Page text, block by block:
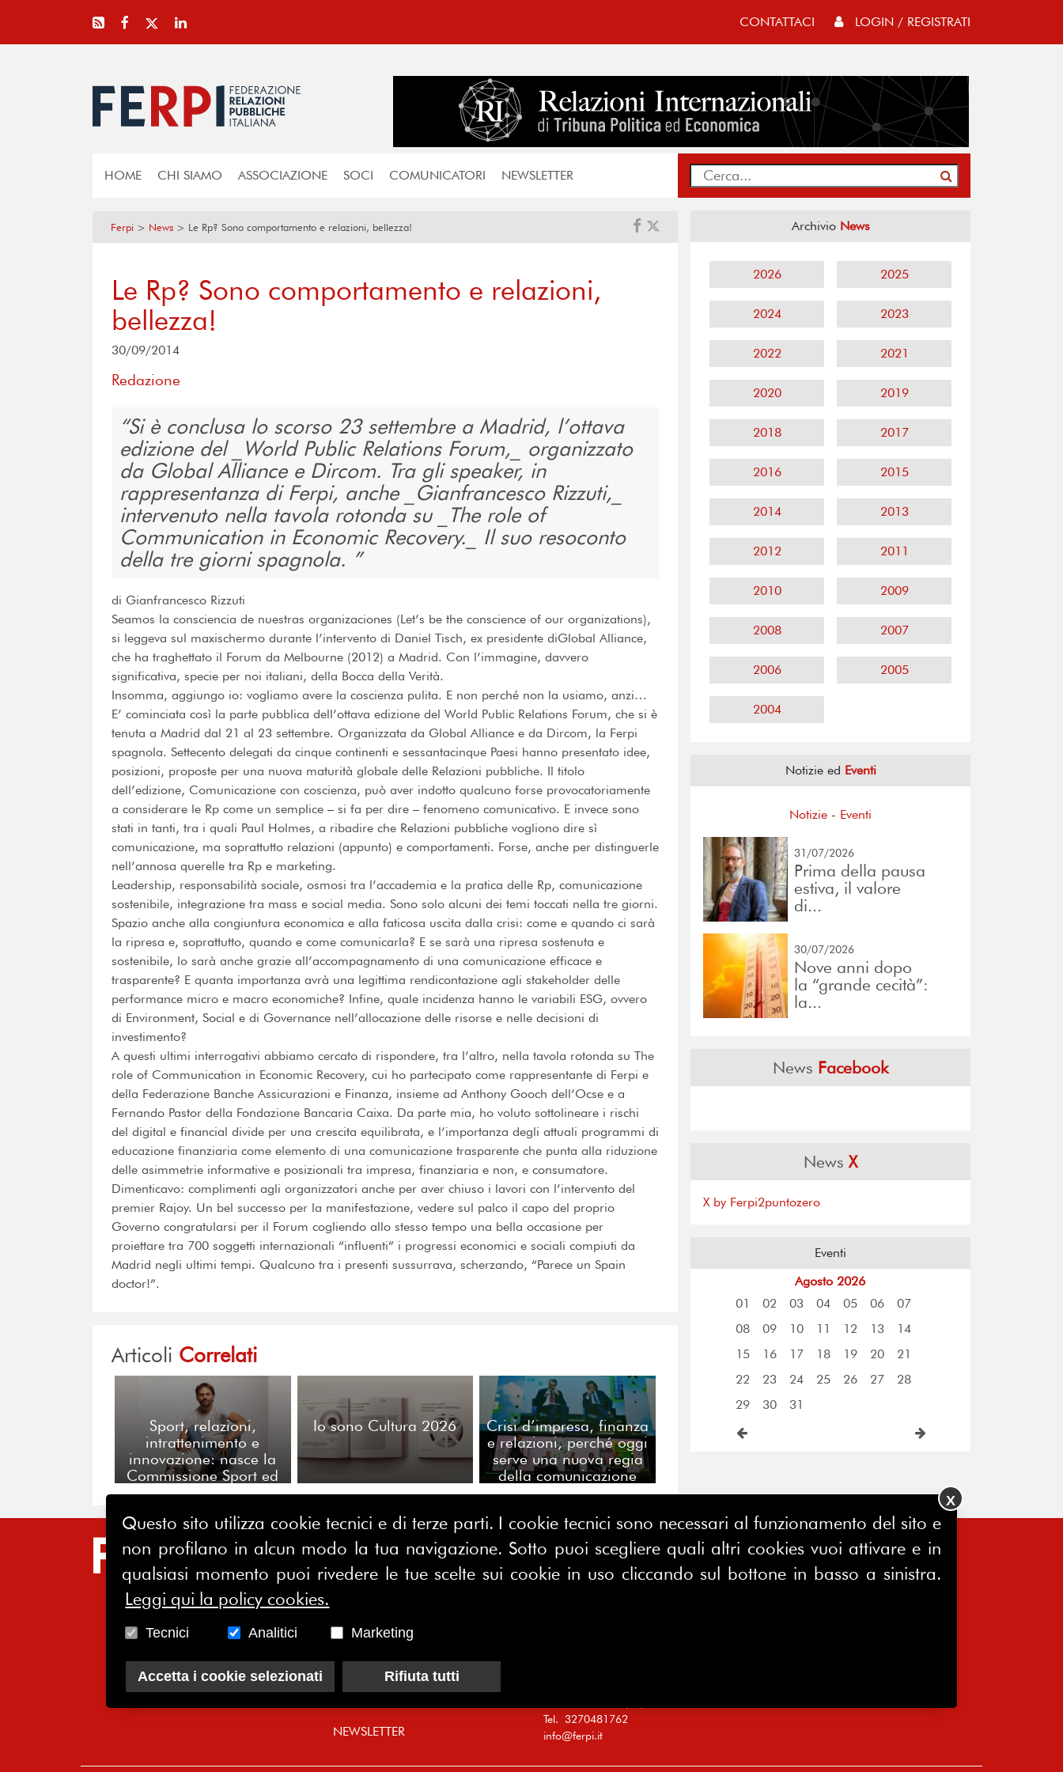
CONTATTACI LOGIN / REGISTRATI
HOME CHI SIAMO ASSOCIAZIONE SOCI COMUNICATORI NEWSLETTER
Ferpi > News > Le Rp? Sono comportamento e relazioni, bellezza!
Le Rp? Sono comportamento e relazioni,
bellezza!
30/09/2014
Redazione
Si è conclusa lo scorso 23 settembre a Madrid, l’ottava
edizione del _World Public Relations Forum,_ organizzato
da Global Alliance e Dircom. Tra gli speaker, in
rappresentanza di Ferpi, anche _Gianfrancesco Rizzuti,_
intervenuto nella tavola rotonda su _The role of
Communication in Economic Recovery._ Il suo resoconto
della tre giorni spagnola.
di Gianfrancesco Rizzuti
Seamos la consciencia de nuestras organizaciones (Let’s be the conscience of our organizations),
si leggeva sul maxischermo durante l’intervento di Daniel Tisch, ex presidente diGlobal Alliance,
che ha traghettato il Forum da Melbourne (2012) a Madrid. Con l’immagine, davvero
significativa, specie per noi italiani, della Bocca della Verità.
Insomma, aggiungo io: vogliamo avere la coscienza pulita. E non perché non la usiamo, anzi…
E’ cominciata così la parte pubblica dell’ottava edizione del World Public Relations Forum, che si è
tenuta a Madrid dal 21 al 23 settembre. Organizzata da Global Alliance e da Dircom, la Ferpi
spagnola. Settecento delegati da cinque continenti e sessantacinque Paesi hanno presentato idee,
posizioni, proposte per una nuova maturità globale delle Relazioni pubbliche. Il titolo
dell’edizione, Comunicazione con coscienza, può aver indotto qualcuno forse provocatoriamente
a considerare le Rp come un semplice – si fa per dire – fenomeno comunicativo. E invece sono
stati in tanti, tra i quali Paul Holmes, a ribadire che Relazioni pubbliche vogliono dire sì
comunicazione, ma soprattutto relazioni (appunto) e comportamenti. Forse, anche per distinguerle
nell’annosa querelle tra Rp e marketing.
Leadership, responsabilità sociale, osmosi tra l’accademia e la pratica delle Rp, comunicazione
sostenibile, integrazione tra mass e social media. Sono solo alcuni dei temi toccati nella tre giorni.
Spazio anche alla congiuntura economica e alla faticosa uscita dalla crisi: come e quando ci sarà
la ripresa e, soprattutto, quando e come comunicarla? E se sarà una ripresa sostenuta e
sostenibile, lo sarà anche grazie all’accompagnamento di una comunicazione efficace e
trasparente? E quanta importanza avrà una legittima rendicontazione agli stakeholder delle
performance micro e macro economiche? Infine, quale incidenza hanno le variabili ESG, ovvero
di Environment, Social e di Governance nell’allocazione delle risorse e nelle decisioni di
investimento?
A questi ultimi interrogativi abbiamo cercato di rispondere, tra l’altro, nella tavola rotonda su The
role of Communication in Economic Recovery, cui ho partecipato come rappresentante di Ferpi e
della Federazione Banche Assicurazioni e Finanza, insieme ad Anthony Gooch dell’Ocse e a
Fernando Pastor della Fondazione Bancaria Caixa. Da parte mia, ho voluto sottolineare i rischi
del digital e financial divide per una crescita equilibrata, e l’importanza degli attuali programmi di
educazione finanziaria come elemento di una comunicazione trasparente che punta alla riduzione
delle asimmetrie informative e posizionali tra impresa, finanziaria e non, e consumatore.
Dimenticavo: complimenti agli organizzatori anche per aver chiuso i lavori con l’intervento del
premier Rajoy. Un bel successo per la manifestazione, vedere sul palco il capo del proprio
Governo congratularsi per il Forum cogliendo allo stesso tempo una bella occasione per
proiettare tra 700 soggetti internazionali “influenti” i progressi economici e sociali compiuti da
Madrid negli ultimi tempi. Qualcuno tra i presenti sussurrava, scherzando, “Parece un Spain
doctor!”.
Articoli Correlati
Sport, relazioni,
intrattenimento e
innovazione: nasce la
Commissione Sport ed
Eventi di FERPI
Io sono Cultura 2026
Crisi d’impresa, finanza
e relazioni, perché oggi
serve una nuova regia
della comunicazione
Archivio News
2026 2025
2024 2023
2022 2021
2020 2019
2018 2017
2016 2015
2014 2013
2012 2011
2010 2009
2008 2007
2006 2005
2004
Notizie ed Eventi
Notizie - Eventi
31/07/2026
Prima della pausa
estiva, il valore
di...
30/07/2026
Nove anni dopo
la “grande cecità”:
la...
News Facebook
NewsX
X by Ferpi2puntozero
Eventi
Agosto 2026
01
02 03 04 05 06
07
08
09 10 11 12 13
14
15
16 17 18 19 20
21
22
23 24 25 26 27
28
29
30 31
SITE MAP
HOME
ASSOCIAZIONE
NEWSLETTER
CONTATTACI
FERPI - Federazione Relazioni
Pubbliche Italiana
Tel. 3270481762
info@ferpi.it
FERPINews
Registrazione Tribunale di Milano
Questo sito utilizza cookie tecnici e di terze parti. I cookie tecnici sono necessari al funzionamento del sito e
non profilano in alcun modo la tua navigazione. Sotto puoi scegliere quali altri cookies vuoi attivare e in
qualsiasi momento puoi rivedere le tue scelte sui cookie in uso cliccando sul bottone in basso a sinistra.
Leggi qui la policy cookies.
Tecnici Analitici Marketing
Accetta i cookie selezionati Rifiuta tutti
X